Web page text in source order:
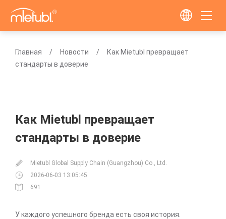
Главная Новости
Как Mietubl превращает
стандарты в доверие
Как Mietubl превращает
стандарты в доверие
Mietubl Global Supply Chain (Guangzhou) Co., Ltd.
2026-06-03 13:05:45
691
У каждого успешного бренда есть своя история.